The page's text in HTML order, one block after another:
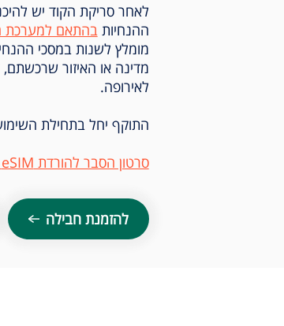
לאחר סריקת הקוד יש
ההנחיותבהתאם
לאירופה.
התוקף יחל בתחילת
סרטון הסבר להורדת eSIM למכשירי Apple ו-Samsung
להזמנת חבילה